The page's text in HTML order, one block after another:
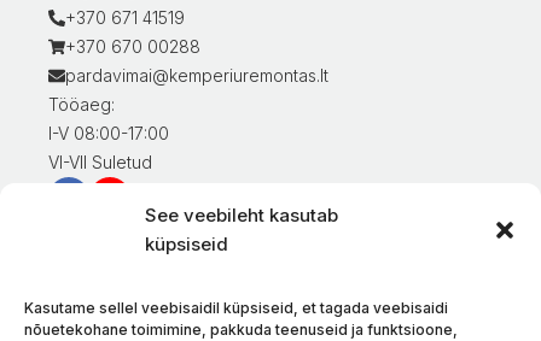
See veebileht kasutab
küpsiseid
Kasutame sellel veebisaidil küpsiseid, et tagada veebisaidi
nõuetekohane toimimine, pakkuda teenuseid ja funktsioone,
+370 671 41519
+370 670 00288
pardavimai@kemperiuremontas.lt
Tööaeg:
I-V 08:00-17:00
VI-VII Suletud
Teave klientidele
Kaupade tarnimine